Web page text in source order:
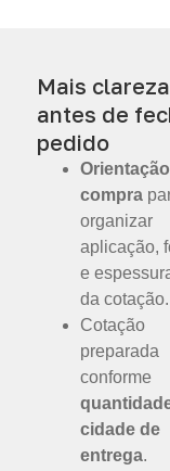
Mais clareza
antes de
pedido
compra
organizar
aplicação,
e
da cotação.
Cotação
preparada
conforme
cidade de
entrega.